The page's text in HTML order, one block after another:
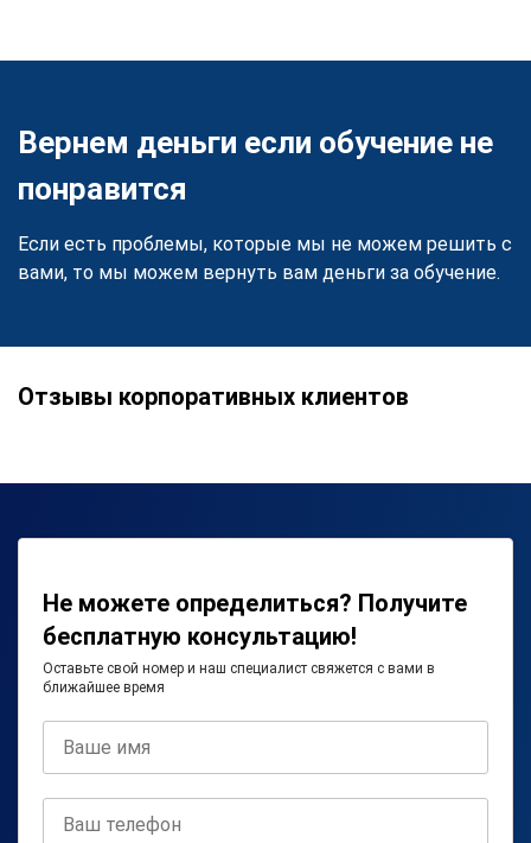
Вернем деньги если обучение не
понравится
Если есть проблемы, которые мы не можем решить с
вами, то мы можем вернуть вам деньги за обучение.
Отзывы корпоративных клиентов
Не можете определиться? Получите
бесплатную консультацию!
Оставьте свой номер и наш специалист свяжется с вами в
ближайшее время